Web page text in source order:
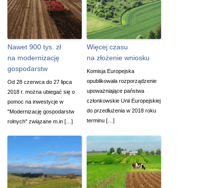
Nawet 900 tys. zł
na modernizację
gospodarstw
Od 28 czerwca do 27 lipca
2018 r. można ubiegać się o
pomoc na inwestycje w
"Modernizację gospodarstw
rolnych" związane m.in […]
Więcej czasu
na złożenie wniosku
Komisja Europejska
opublikowała rozporządzenie
upoważniające państwa
członkowskie Unii Europejskiej
do przedłużenia w 2018 roku
terminu […]